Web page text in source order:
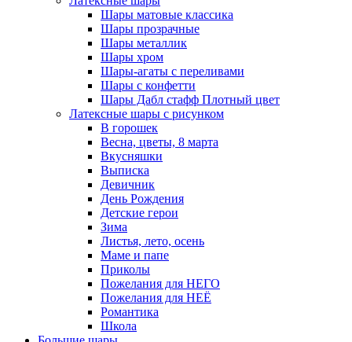
Шары матовые классика
Шары прозрачные
Шары металлик
Шары хром
Шары-агаты с переливами
Шары с конфетти
Шары Дабл стафф Плотный цвет
Латексные шары с рисунком
В горошек
Весна, цветы, 8 марта
Вкусняшки
Выписка
Девичник
День Рождения
Детские герои
Зима
Листья, лето, осень
Маме и папе
Приколы
Пожелания для НЕГО
Пожелания для НЕЁ
Романтика
Школа